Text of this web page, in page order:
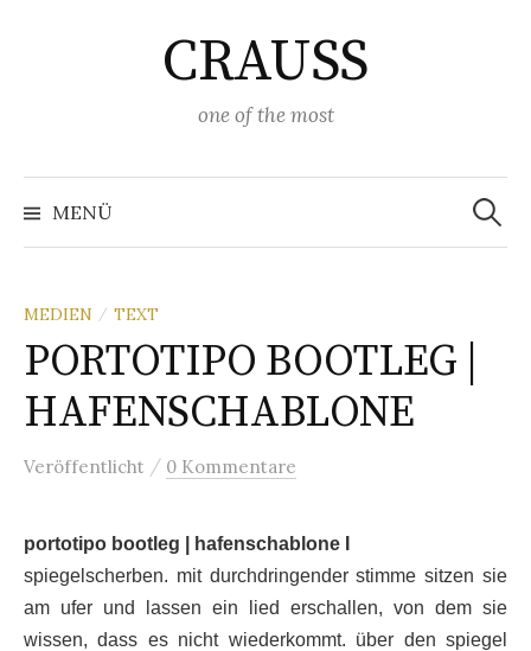
CRAUSS
one of the most
MENÜ
Suchen
nach:
MEDIEN / TEXT
PORTOTIPO BOOTLEG |
HAFENSCHABLONE
Veröffentlicht / 0 Kommentare
portotipo bootleg | hafenschablone I
spiegelscherben. mit durchdringender stimme sitzen sie
am ufer und lassen ein lied erschallen, von dem sie
wissen, dass es nicht wiederkommt. über den spiegel